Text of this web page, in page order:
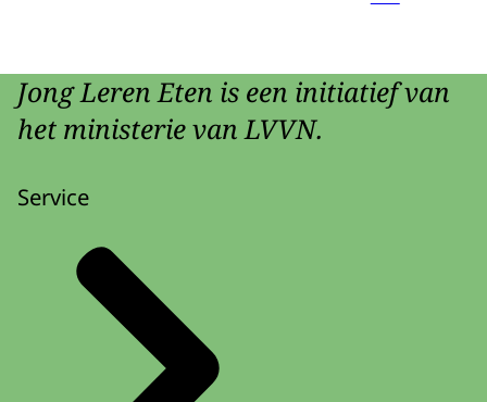
Jong Leren Eten is een initiatief van
het ministerie van LVVN.
Service